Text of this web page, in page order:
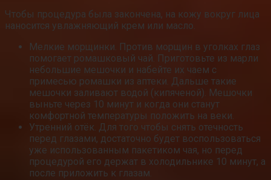
Чтобы процедура была закончена, на кожу вокруг лица
наносится увлажняющий крем или масло.
Мелкие морщинки. Против морщин в уголках глаз
помогает ромашковый чай. Приготовьте из марли
небольшие мешочки и набейте их чаем с
примесью ромашки из аптеки. Дальше такие
мешочки заливают водой (кипяченой). Мешочки
выньте через 10 минут и когда они станут
комфортной температуры положить на веки.
Утренний отёк. Для того чтобы снять отечность
перед глазами, достаточно будет воспользоваться
уже использованным пакетиком чая, но перед
процедурой его держат в холодильнике 10 минут, а
после приложить к глазам.